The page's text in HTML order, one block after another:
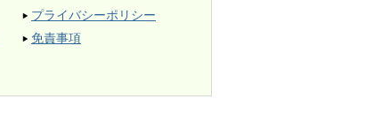
プライバシーポリシー
免責事項